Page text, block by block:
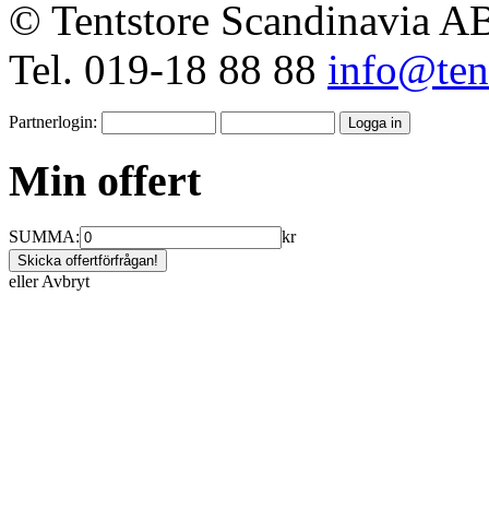
© Tentstore Scandinavia
Tel. 019-18 88 88
Partnerlogin:
Min offert
SUMMA: kr
ellerAvbryt